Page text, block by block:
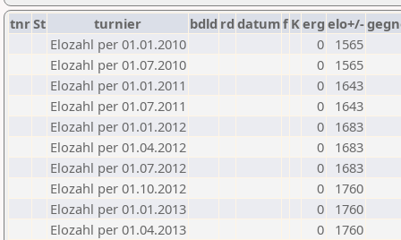
tnrSt turnier bdld rd datumf Kerg elo+/-
Elozahl per 01.01.2010
0
1565
Elozahl per 01.07.2010
0
1565
Elozahl per 01.01.2011
0
1643
Elozahl per 01.07.2011
0
1643
Elozahl per 01.01.2012
0
1683
Elozahl per 01.04.2012
0
1683
Elozahl per 01.07.2012
0
1683
Elozahl per 01.10.2012
0
1760
Elozahl per 01.01.2013
0
1760
Elozahl per 01.04.2013
0
1760